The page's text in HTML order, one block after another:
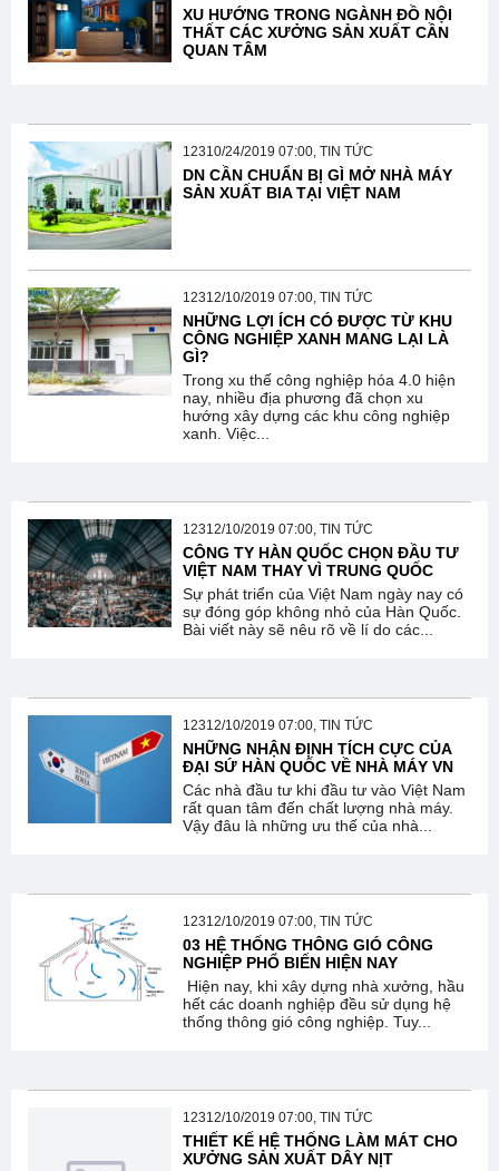
XU HƯỚNG TRONG NGÀNH ĐỒ NỘI
THẤT CÁC XƯỞNG SẢN XUẤT CẦN
QUAN TÂM
12310/24/2019 07:00, TIN TỨC
DN CẦN CHUẨN BỊ GÌ MỞ NHÀ MÁY
SẢN XUẤT BIA TẠI VIỆT NAM
12312/10/2019 07:00, TIN TỨC
NHỮNG LỢI ÍCH CÓ ĐƯỢC TỪ KHU
CÔNG NGHIỆP XANH MANG LẠI LÀ
GÌ?
Trong xu thế công nghiệp hóa 4.0 hiện
nay, nhiều địa phương đã chọn xu
hướng xây dựng các khu công nghiệp
xanh. Việc...
12312/10/2019 07:00, TIN TỨC
CÔNG TY HÀN QUỐC CHỌN ĐẦU TƯ
VIỆT NAM THAY VÌ TRUNG QUỐC
Sự phát triển của Việt Nam ngày nay có
sự đóng góp không nhỏ của Hàn Quốc.
Bài viết này sẽ nêu rõ về lí do các...
12312/10/2019 07:00, TIN TỨC
NHỮNG NHẬN ĐỊNH TÍCH CỰC CỦA
ĐẠI SỨ HÀN QUỐC VỀ NHÀ MÁY VN
Các nhà đầu tư khi đầu tư vào Việt Nam
rất quan tâm đến chất lượng nhà máy.
Vậy đâu là những ưu thế của nhà...
12312/10/2019 07:00, TIN TỨC
03 HỆ THỐNG THÔNG GIÓ CÔNG
NGHIỆP PHỔ BIẾN HIỆN NAY
Hiện nay, khi xây dựng nhà xưởng, hầu
hết các doanh nghiệp đều sử dụng hệ
thống thông gió công nghiệp. Tuy...
12312/10/2019 07:00, TIN TỨC
THIẾT KẾ HỆ THỐNG LÀM MÁT CHO
XƯỞNG SẢN XUẤT DÂY NỊT